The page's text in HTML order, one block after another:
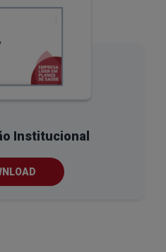
Institucional